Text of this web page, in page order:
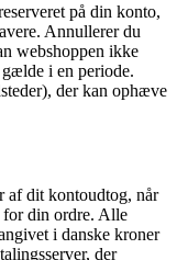
på din konto,
Annullerer du
webshoppen ikke
i en periode.
der kan ophæve
af dit kontoudtog, når
din ordre. Alle
i danske kroner
der